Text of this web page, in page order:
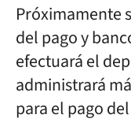
Próximamente
del pago y
efectuará el
administrará
para el pago